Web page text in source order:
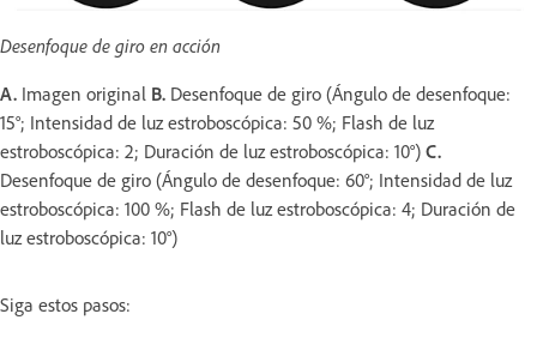
Desenfoque de giro en acción
A. Imagen original B. Desenfoque de giro (Ángulo de desenfoque:
15°; Intensidad de luz estroboscópica: 50 %; Flash de luz
estroboscópica: 2; Duración de luz estroboscópica: 10°) C.
Desenfoque de giro (Ángulo de desenfoque: 60°; Intensidad de luz
estroboscópica: 100 %; Flash de luz estroboscópica: 4; Duración de
luz estroboscópica: 10°)
Siga estos pasos: